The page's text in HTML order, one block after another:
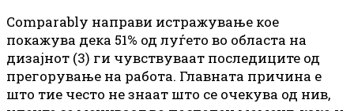
Comparably направи истражување кое
покажува дека 51% од луѓето во областа на
дизајнот (3) ги чувствуваат последиците од
прегорување на работа. Главната причина е
што тие често не знаат што се очекува од нив,